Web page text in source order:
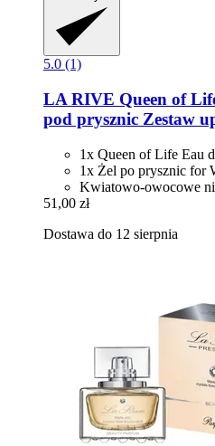
5.0 (1)
LA RIVE Queen of
pod prysznic Zestaw
1x Queen of Life Eau
1x Żel po prysznic for
Kwiatowo-owocowe
51,00 zł
Dostawa do 12 sierpnia